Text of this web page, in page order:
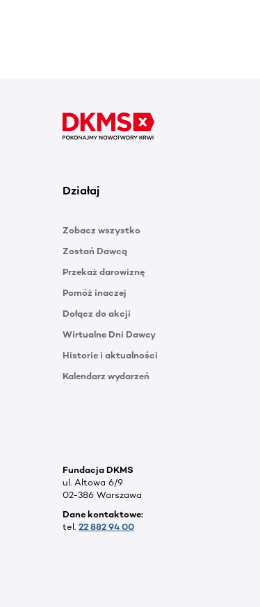
Działaj
Zobacz wszystko
Zostań Dawcą
Przekaż darowiznę
Pomóż inaczej
Dołącz do akcji
Wirtualne Dni Dawcy
Historie i aktualności
Kalendarz wydarzeń
Fundacja DKMS
ul. Altowa 6/9
02-386 Warszawa
Dane kontaktowe:
tel. 22 882 94 00